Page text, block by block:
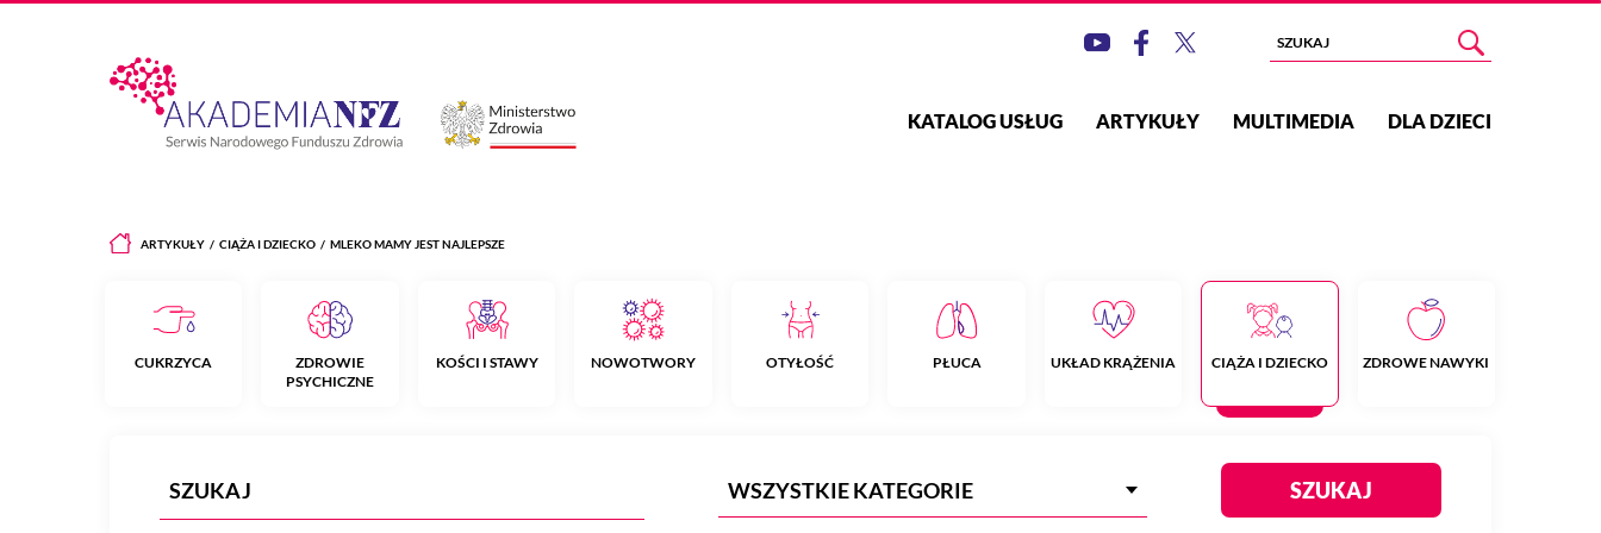
KATALOG USŁUG ARTYKUŁY MULTIMEDIA DLA DZIECI
ARTYKUŁY CIĄŻA I DZIECKO MLEKO MAMY JEST NAJLEPSZE
CUKRZYCA
ZDROWIE
PSYCHICZNE
KOŚCI I STAWY NOWOTWORY OTYŁOŚĆ PŁUCA UKŁAD KRĄŻENIA CIĄŻA I DZIECKO ZDROWE NAWYKI
SZUKAJ